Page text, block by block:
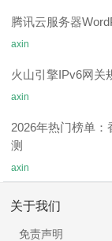
腾讯云服务器
axin
火山引擎IPv6网关
axin
2026年热门榜单
测
axin
关于我们
免责声明